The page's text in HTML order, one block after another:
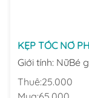
KẸP TÓC NƠ
Giới tính: NữBé
Thuê:25.000